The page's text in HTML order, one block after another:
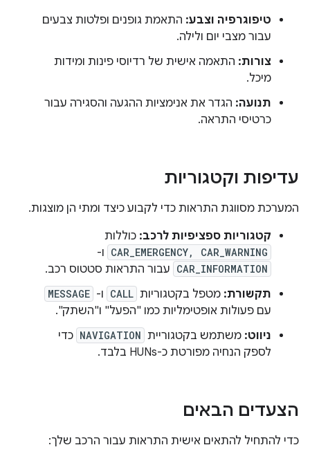
טיפוגרפיה וצבע: התאמת גופנים ופלטות צבעים
עבור מצבי יום ולילה.
צורות: התאמה אישית של רדיוסי פינות ומידות
מיכל.
תנועה: הגדר את אנימציות ההגעה והסגירה עבור
כרטיסי התראה.
עדיפות וקטגוריות
המערכת מסווגת התראות כדי לקבוע כיצד ומתי הן מוצגות.
קטגוריות ספציפיות לרכב: כוללות
CAR_EMERGENCY, CAR_WARNING ו-
CAR_INFORMATION עבור התראות סטטוס רכב.
תקשורת: מטפל בקטגוריות CALL ו- MESSAGE
עם פעולות אופטימליות כמו "הפעל" ו"השתק".
ניווט: משתמש בקטגוריית NAVIGATION כדי
לספק הנחיה מפורטת כ-HUNs בלבד.
הצעדים הבאים
כדי להתחיל להתאים אישית התראות עבור הרכב שלך: